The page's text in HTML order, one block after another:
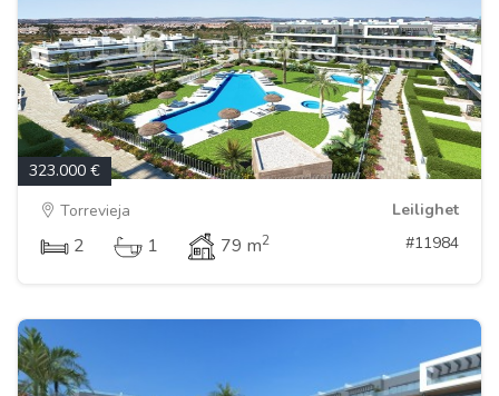
323.000 €
Torrevieja
Leilighet
2 1 79 m2 #11984